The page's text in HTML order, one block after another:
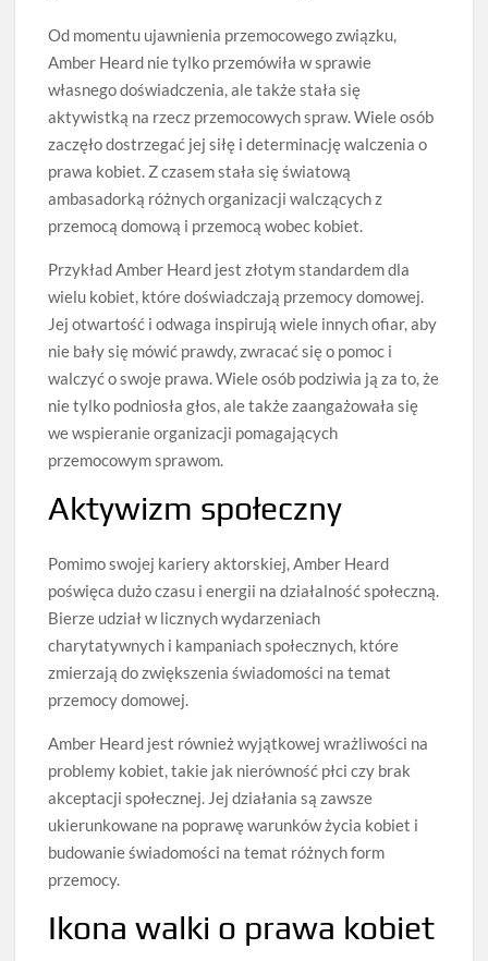
Od momentu ujawnienia przemocowego związku,
Amber Heard nie tylko przemówiła w sprawie
własnego doświadczenia, ale także stała się
aktywistką na rzecz przemocowych spraw. Wiele osób
zaczęło dostrzegać jej siłę i determinację walczenia o
prawa kobiet. Z czasem stała się światową
ambasadorką różnych organizacji walczących z
przemocą domową i przemocą wobec kobiet.
Przykład Amber Heard jest złotym standardem dla
wielu kobiet, które doświadczają przemocy domowej.
Jej otwartość i odwaga inspirują wiele innych ofiar, aby
nie bały się mówić prawdy, zwracać się o pomoc i
walczyć o swoje prawa. Wiele osób podziwia ją za to, że
nie tylko podniosła głos, ale także zaangażowała się
we wspieranie organizacji pomagających
przemocowym sprawom.
Aktywizm społeczny
Pomimo swojej kariery aktorskiej, Amber Heard
poświęca dużo czasu i energii na działalność społeczną.
Bierze udział w licznych wydarzeniach
charytatywnych i kampaniach społecznych, które
zmierzają do zwiększenia świadomości na temat
przemocy domowej.
Amber Heard jest również wyjątkowej wrażliwości na
problemy kobiet, takie jak nierówność płci czy brak
akceptacji społecznej. Jej działania są zawsze
ukierunkowane na poprawę warunków życia kobiet i
budowanie świadomości na temat różnych form
przemocy.
Ikona walki o prawa kobiet